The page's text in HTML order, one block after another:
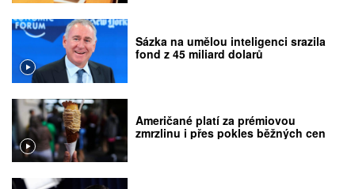
Sázka na umělou inteligenci srazila
fond z 45 miliard dolarů
Američané platí za prémiovou
zmrzlinu i přes pokles běžných cen